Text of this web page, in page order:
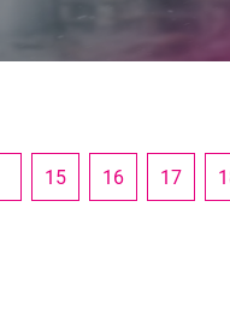
15 16 17